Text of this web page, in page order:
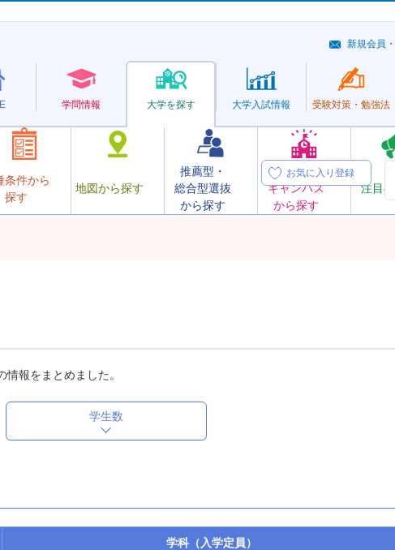
学問情報 大学を探す
条件から
探す
地図から探す
推薦型・
総合型選抜
から探す
オープン
キャンパス
から探す
注目
大学入試情報 受験対策・ 勉強法
新規会員
お気に入り登録
報をまとめました。
学生数
学科（入学定員）